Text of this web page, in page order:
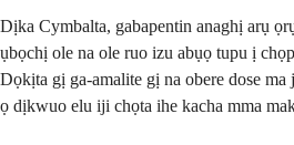
Dịka Cymbalta, gabapentin anaghị arụ
ụbọchị ole na ole ruo izu abụọ tupu ị
Dọkịta gị ga-amalite gị na obere dose
ọ dịkwuo elu iji chọta ihe kacha mma